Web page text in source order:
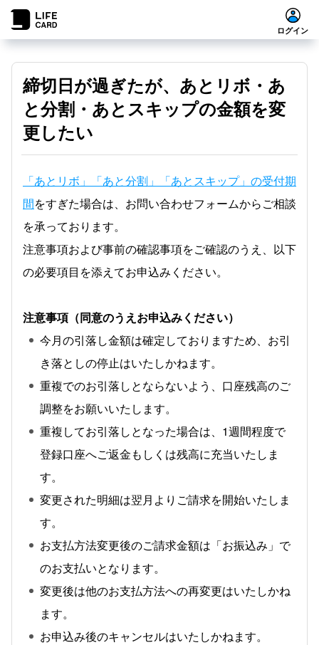
ログイン
締切日が過ぎたが、あとリボ・あ
と分割・あとスキップの金額を変
更したい
「あとリボ」「あと分割」「あとスキップ」の受付期
間をすぎた場合は、お問い合わせフォームからご相談
を承っております。
注意事項および事前の確認事項をご確認のうえ、以下
の必要項目を添えてお申込みください。
注意事項（同意のうえお申込みください）
今月の引落し金額は確定しておりますため、お引
き落としの停止はいたしかねます。
重複でのお引落しとならないよう、口座残高のご
調整をお願いいたします。
重複してお引落しとなった場合は、1週間程度で
登録口座へご返金もしくは残高に充当いたしま
す。
変更された明細は翌月よりご請求を開始いたしま
す。
お支払方法変更後のご請求金額は「お振込み」で
のお支払いとなります。
変更後は他のお支払方法への再変更はいたしかね
ます。
お申込み後のキャンセルはいたしかねます。